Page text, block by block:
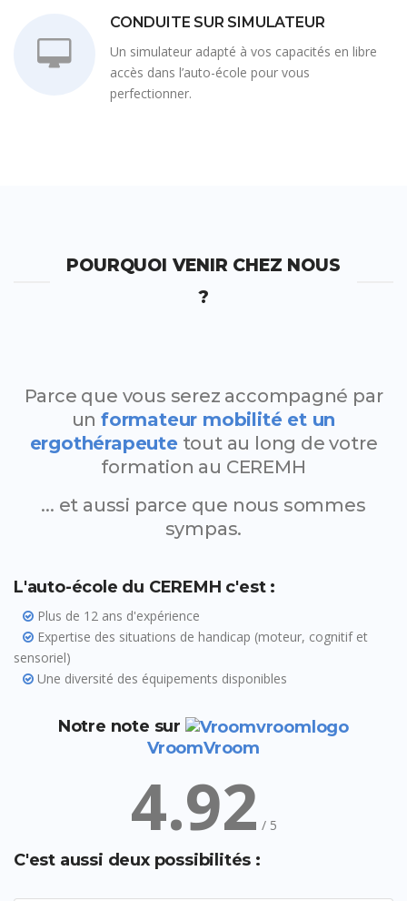
CONDUITE SUR SIMULATEUR
Un simulateur adapté à vos capacités en libre
accès dans l’auto-école pour vous
perfectionner.
POURQUOI VENIR CHEZ NOUS
?
Parce que vous serez accompagné par
unformateur mobilité et un
ergothérapeute tout au long de votre
formation au CEREMH
... et aussi parce que nous sommes
sympas.
L'auto-école du CEREMH c'est :
Plus de 12 ans d'expérience
Expertise des situations de handicap (moteur, cognitif et
sensoriel)
Une diversité des équipements disponibles
Notre note sur
VroomVroom
4.92 / 5
C'est aussi deux possibilités :